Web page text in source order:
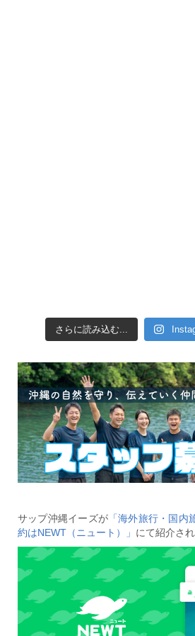
さらに読み込む...
サップ沖縄イーズが 「海外旅行・国
約はNEWT（ニュート）」 にて紹介さ